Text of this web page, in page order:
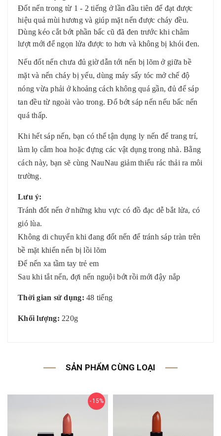
Đốt nến trong từ 1 - 2 tiếng ở lần đầu tiên để đạt được
hiệu quả mùi hương và giúp mặt nến được cháy đều.
Dùng kéo cắt bớt phần bấc cũ đã đen trước khi châm
lượt mới để ngọn lửa được to hơn và không bị khói đen.
Nếu đốt nến chưa đủ giờ dẫn tới nến bị lõm ở giữa bề
mặt và nến cháy bị yếu, dùng máy sấy tóc mở chế độ
nóng vừa phải ở khoảng cách không quá gần, đủ để sáp
tan đều từ ngoài vào trong. Đổ bớt sáp nến nếu bấc nến
quá thấp.
Khi hết sáp nến, bạn có thể tận dụng ly nến để trang trí,
làm lọ cắm hoa hoặc đựng các vật dụng trong nhà. Bằng
cách này, bạn sẽ cùng NauNau giảm thiểu rác thải ra môi
trường.
Lưu ý:
Tránh đốt nến ở những khu vực có đồ đạc dễ bắt lửa, có
gió lùa.
Không di chuyển khi đang đốt nến để tránh sáp tràn trên
bề mặt khiến nến bị lồi lõm
Để nến xa tầm tay trẻ em
Sau khi tắt nến, đợi nến nguội bớt rồi mới đậy nắp
Thời gian sử dụng: 48 tiếng
Khối lượng: 220g
SẢN PHẨM CÙNG LOẠI
15%